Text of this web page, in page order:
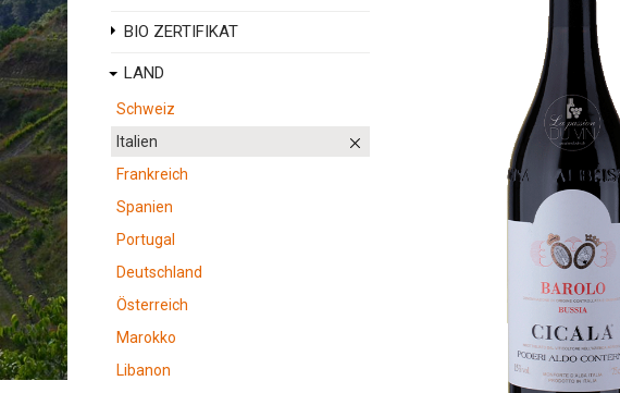
BIO ZERTIFIKAT
LAND
Schweiz
Italien
Frankreich
Spanien
Portugal
Deutschland
Österreich
Marokko
Libanon